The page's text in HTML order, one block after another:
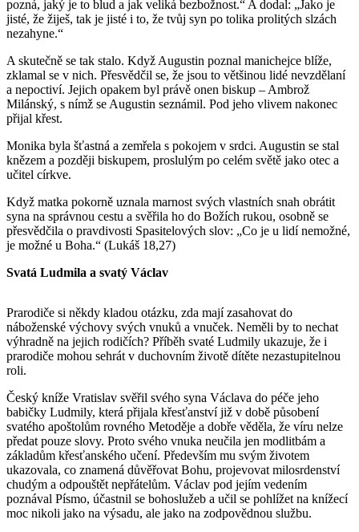
pozná, jaký je to blud a jak veliká bezbožnost.“ A dodal: „Jako je
jisté, že žiješ, tak je jisté i to, že tvůj syn po tolika prolitých slzách
nezahyne.“
A skutečně se tak stalo. Když Augustin poznal manichejce blíže,
zklamal se v nich. Přesvědčil se, že jsou to většinou lidé nevzdělaní
a nepoctiví. Jejich opakem byl právě onen biskup – Ambrož
Milánský, s nímž se Augustin seznámil. Pod jeho vlivem nakonec
přijal křest.
Monika byla šťastná a zemřela s pokojem v srdci. Augustin se stal
knězem a později biskupem, proslulým po celém světě jako otec a
učitel církve.
Když matka pokorně uznala marnost svých vlastních snah obrátit
syna na správnou cestu a svěřila ho do Božích rukou, osobně se
přesvědčila o pravdivosti Spasitelových slov: „Co je u lidí nemožné,
je možné u Boha.“ (Lukáš 18,27)
Svatá Ludmila a svatý Václav
Prarodiče si někdy kladou otázku, zda mají zasahovat do
náboženské výchovy svých vnuků a vnuček. Neměli by to nechat
výhradně na jejich rodičích? Příběh svaté Ludmily ukazuje, že i
prarodiče mohou sehrát v duchovním životě dítěte nezastupitelnou
roli.
Český kníže Vratislav svěřil svého syna Václava do péče jeho
babičky Ludmily, která přijala křesťanství již v době působení
svatého apoštolům rovného Metoděje a dobře věděla, že víru nelze
předat pouze slovy. Proto svého vnuka neučila jen modlitbám a
základům křesťanského učení. Především mu svým životem
ukazovala, co znamená důvěřovat Bohu, projevovat milosrdenství
chudým a odpouštět nepřátelům. Václav pod jejím vedením
poznával Písmo, účastnil se bohoslužeb a učil se pohlížet na knížecí
moc nikoli jako na výsadu, ale jako na zodpovědnou službu.